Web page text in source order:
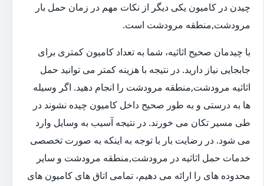
چیدن در کامیون یکی دیگر از نکات مهم در زمان حمل بار
مرودشت,منطقه مرودشت است.
با چیدمان صحیح اثاثیه، شما به تعداد کامیون کمتری برای
جابجایی نیاز دارید. در نتیجه با هزینه کمتر می توانید حمل
اثاثیه مرودشت,منطقه مرودشت را انجام دهید. اگر وسیله
ها به درستی و به طور صحیح داخل کامیون چیده نشوند در
طی مسیر تکان می خورند. در نتیجه آسیب به وسایل وارد
می شود. در رضایت بار با توجه به اینکه به صورت تخصصی
خدمات حمل اثاثیه در مرودشت,منطقه مرودشت و سایر
محدوده های را ارائه می دهیم، تمامی اتاق های کامیون های